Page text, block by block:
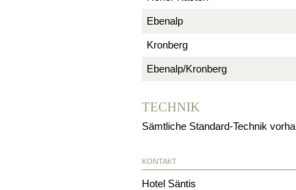
Ebenalp
Kronberg
Ebenalp/Kronberg
TECHNIK
Sämtliche Standard-Technik
KONTAKT
Hotel Säntis